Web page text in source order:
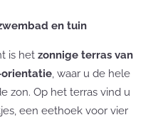
en tuin
is het zonnige terras van
, waar u de hele
zon. Op het terras vind u
een eethoek voor vier